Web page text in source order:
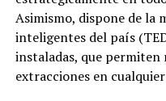
Asimismo, dispone de la
inteligentes del país
instaladas, que permiten
extracciones en